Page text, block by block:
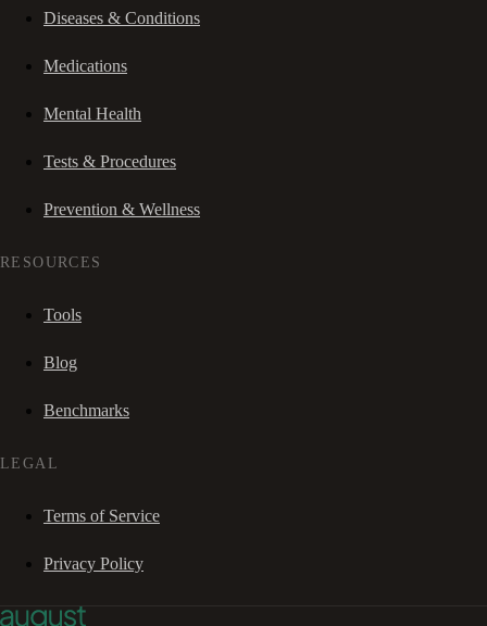
Diseases & Conditions
Medications
Mental Health
Tests & Procedures
Prevention & Wellness
RESOURCES
Tools
Blog
Benchmarks
LEGAL
Terms of Service
Privacy Policy